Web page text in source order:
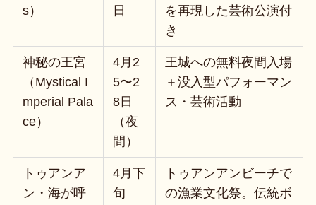
s）
日
を再現した芸術公演付
き
神秘の王宮
（Mystical I
mperial Pala
ce）
4月2
5〜2
8日
（夜
間）
王城への無料夜間入場
＋没入型パフォーマン
ス・芸術活動
トゥアンア
ン・海が呼
4月下
旬
トゥアンアンビーチで
の漁業文化祭。伝統ボ